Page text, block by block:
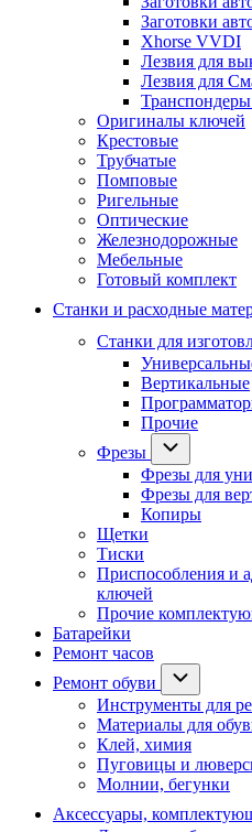
Заготовки
Xhorse VVDI
Лезвия для
Лезвия для
Оригиналы ключей
Крестовые
Трубчатые
Помповые
Ригельные
Оптические
Железнодорожные
Мебельные
Готовый комплект
Станки и расходные
Станки для
Вертикальные
Прочие
Фрезы
Фрезы для
Фрезы для
Копиры
Щетки
Тиски
Приспособления и
ключей
Прочие
Батарейки
Ремонт часов
Ремонт обуви
Инструменты для
Материалы для
Клей, химия
Пуговицы и
Молнии, бегунки
Аксессуары,